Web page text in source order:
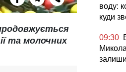
та молочних
воду:
куди
09:30